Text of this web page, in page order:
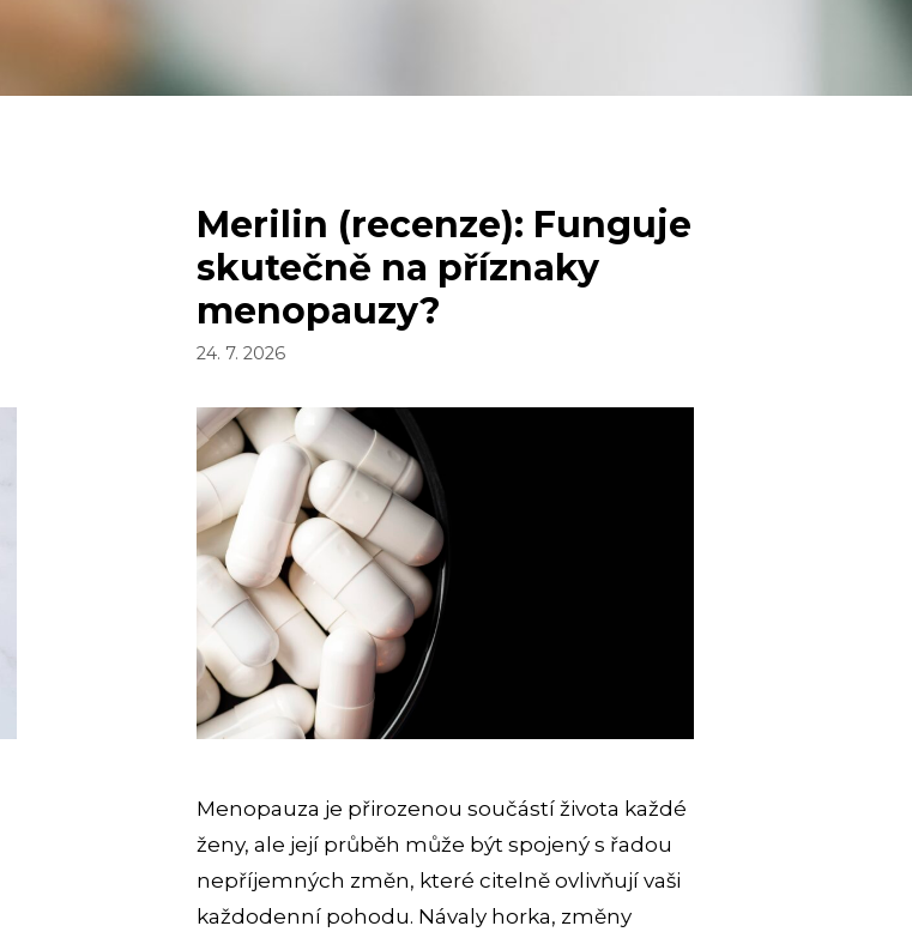
Merilin (recenze): Funguje
skutečně na příznaky
menopauzy?
24. 7. 2026
Menopauza je přirozenou součástí života každé
ženy, ale její průběh může být spojený s řadou
nepříjemných změn, které citelně ovlivňují vaši
každodenní pohodu. Návaly horka, změny